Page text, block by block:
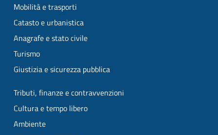
Mobilità e trasporti
Catasto e urbanistica
Anagrafe e stato civile
Turismo
Giustizia e sicurezza pubblica
Tributi, finanze e contravvenzioni
Cultura e tempo libero
Ambiente